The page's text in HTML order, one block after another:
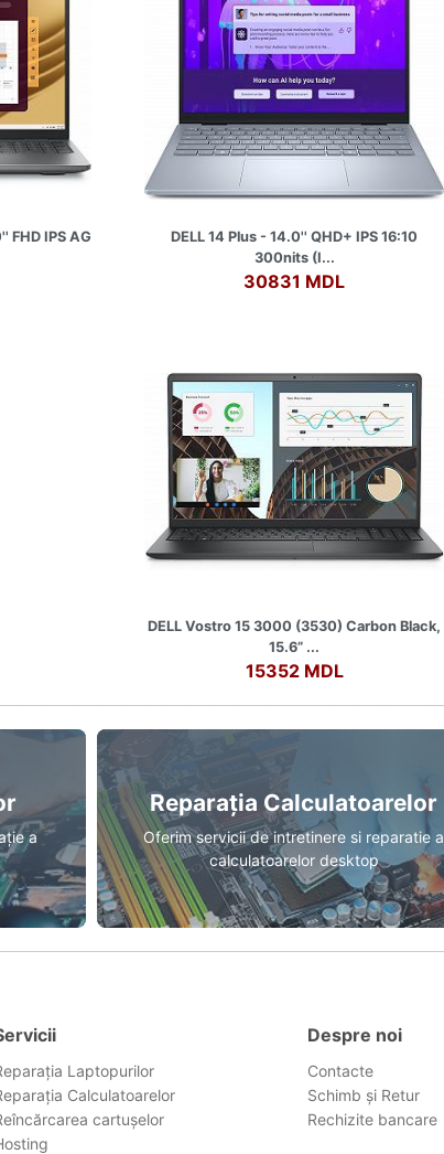
FHD IPS AG
DELL 14 Plus - 14.0'' QHD+ IPS 16:10
300nits (I...
30831 MDL
DELL Vostro 15 3000 (3530) Carbon Black,
15.6” ...
15352 MDL
a
Reparația Calculatoarelor
Oferim servicii de intretinere si reparatie a
calculatoarelor desktop
Laptopurilor
Calculatoarelor
cartușelor
Despre noi
Contacte
Schimb și Retur
Rechizite bancare